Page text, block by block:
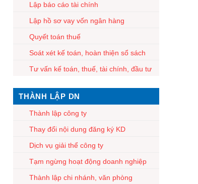
Lập báo cáo tài chính
Lập hồ sơ vay vốn ngân hàng
Quyết toán thuế
Soát xét kế toán, hoàn thiện sổ sách
Tư vấn kế toán, thuế, tài chính, đầu tư
THÀNH LẬP DN
Thành lập công ty
Thay đổi nội dung đăng ký KD
Dịch vụ giải thể công ty
Tạm ngừng hoạt động doanh nghiệp
Thành lập chi nhánh, văn phòng